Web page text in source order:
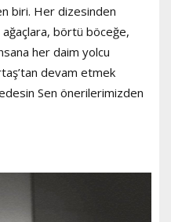
biri. Her dizesinden
börtü böceğe,
her daim yolcu
devam etmek
Sen önerilerimizden